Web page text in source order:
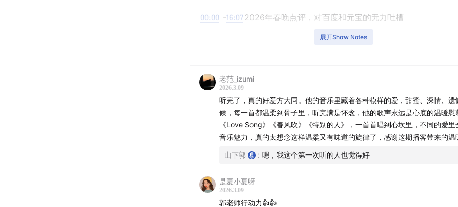
00:00 -16:072026年春晚点评，对百度和元宝的无力吐槽
21:48 《春风吹》
《为你写的歌》
-35:04感谢友台（hey,朋友）给我播客共创机会，和我与体制内播
机会的经历
多样的爱——深情告白
《特别的人》
展开Show Notes
老范_izumi
2026.3.09
听完了，真的好爱方大同。他的音乐里藏着各种模样的爱，甜蜜、深情、遗
候，每一首都温柔到骨子里，听完满是怀念，他的歌声永远是心底的温暖慰
《Love Song》《春风吹》《特别的人》，一首首唱到心坎里，不同的爱里
音乐魅力，真的太想念这样温柔又有味道的旋律了，感谢这期播客带来的温
山下郭 : 嗯，我这个第一次听的人也觉得好
是夏小夏呀
2026.3.09
郭老师行动力👍👍